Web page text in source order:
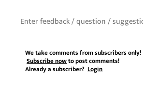
We take comments from subscribers only!
Subscribe nowto post comments!
Already a subscriber?Login